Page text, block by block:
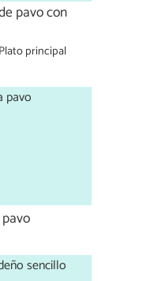
pavo con
Plato principal